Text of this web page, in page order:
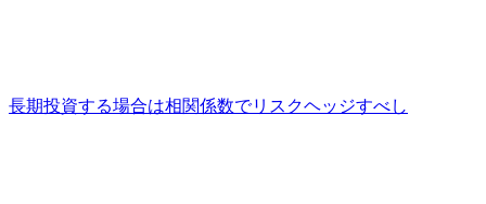
長期投資する場合は相関係数でリスクヘッジすべし